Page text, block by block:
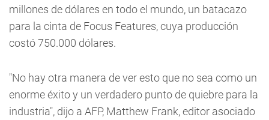
millones de dólares en todo el mundo, un batacazo
para la cinta de Focus Features, cuya producción
costó 750.000 dólares.
"No hay otra manera de ver esto que no sea como un
enorme éxito y un verdadero punto de quiebre para la
industria", dijo a AFP, Matthew Frank, editor asociado